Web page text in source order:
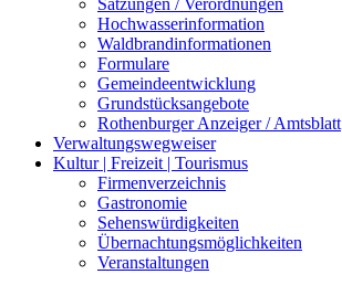
Satzungen / Verordnungen
Hochwasserinformation
Waldbrandinformationen
Formulare
Gemeindeentwicklung
Grundstücksangebote
Rothenburger Anzeiger / Amtsblatt
Verwaltungswegweiser
Kultur | Freizeit | Tourismus
Firmenverzeichnis
Gastronomie
Sehenswürdigkeiten
Übernachtungsmöglichkeiten
Veranstaltungen